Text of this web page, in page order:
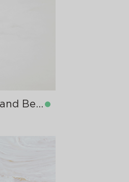
M-713 A Whitesand Beach
på lager